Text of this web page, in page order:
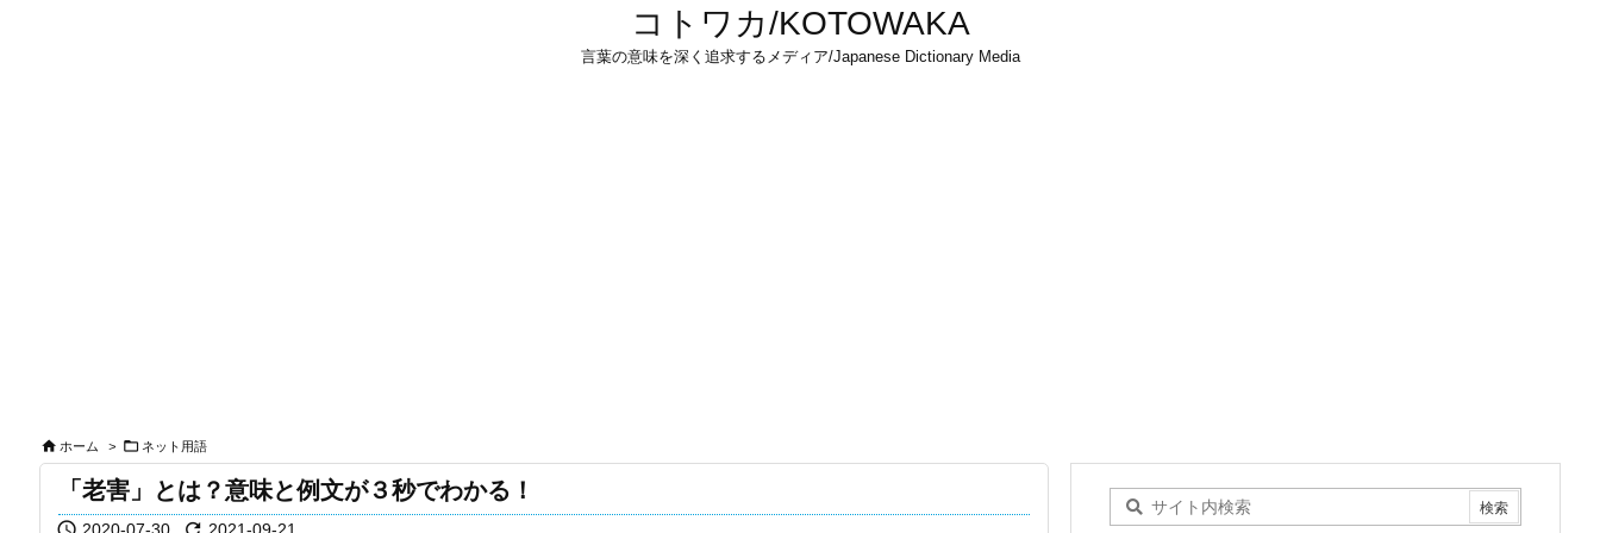
コトワカ/KOTOWAKA
言葉の意味を深く追求するメディア/Japanese Dictionary Media
 ホーム >  ネット用語
「老害」とは？意味と例文が３秒でわかる！